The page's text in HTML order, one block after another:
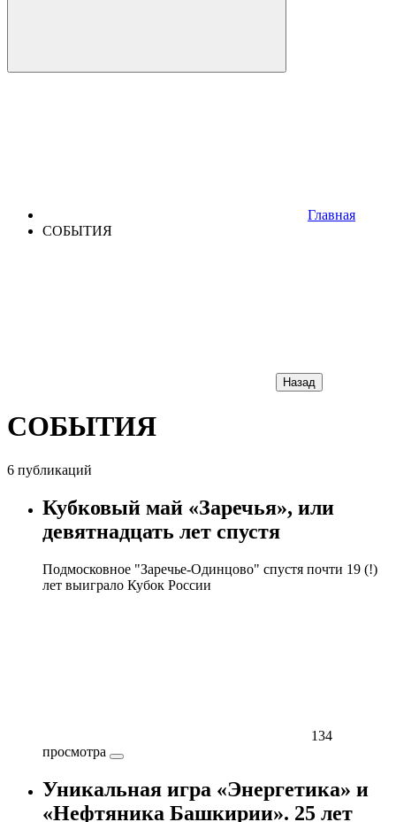
Главная
СОБЫТИЯ
Назад
СОБЫТИЯ
6 публикаций
Кубковый май «Заречья», или
девятнадцать лет спустя
Подмосковное "Заречье-Одинцово" спустя почти 19 (!)
лет выиграло Кубок России
134
просмотра
Уникальная игра «Энергетика» и
«Нефтяника Башкирии». 25 лет